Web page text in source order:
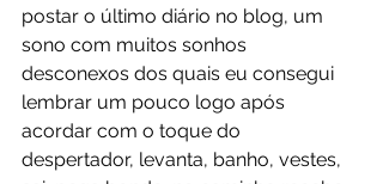
postar o último diário no blog, um
sono com muitos sonhos
desconexos dos quais eu consegui
lembrar um pouco logo após
acordar com o toque do
despertador, levanta, banho, vestes,